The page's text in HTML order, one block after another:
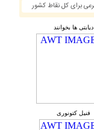
دیابتی ها بخوانند
فنیل کتونوری